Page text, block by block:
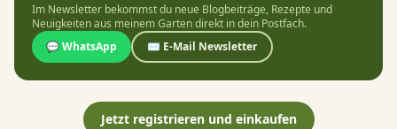
Im Newsletter bekommst du neue Blogbeiträge, Rezepte und
Neuigkeiten aus meinem Garten direkt in dein Postfach.
💬 WhatsApp
✉️ E-Mail Newsletter
Jetzt registrieren und einkaufen